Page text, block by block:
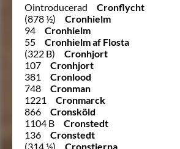
Ointroducerad
Cronflycht
(878 ½)
Cronhielm
94
Cronhielm
55
Cronhielm af Flosta
(322 B)
Cronhjort
107
Cronhjort
381
Cronlood
748
Cronman
1221
Cronmarck
866
Cronsköld
1104 B
Cronstedt
136
Cronstedt
(314 ½)
Cronstierna